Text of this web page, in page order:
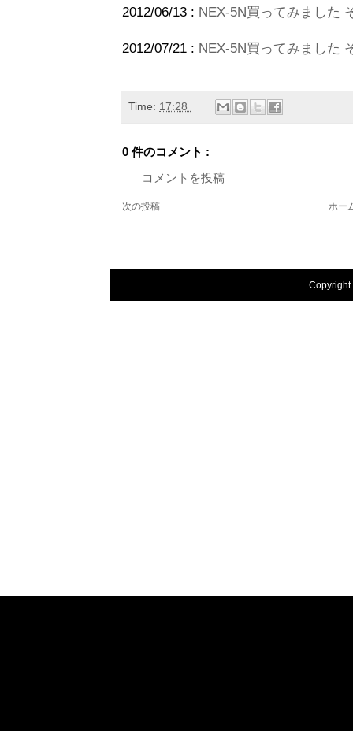
2012/06/13 : NEX-5N買ってみました
2012/07/21 : NEX-5N買ってみました
Time: 17:28
0 件のコメント :
コメントを投稿
次の投稿 ホー
Copyright